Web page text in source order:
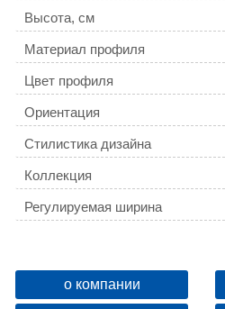
Высота, см
Материал профиля
Цвет профиля
Ориентация
Стилистика дизайна
Коллекция
Регулируемая ширина
о компании